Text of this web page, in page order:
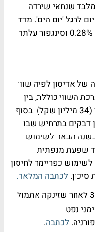
שנחאי שירדה
לרגל 'יום הים'. מדד
האנג סאנג עלה 0.3%, שנזן טיפסה 0.28% וסינגפור עלתה
של אדיסון לפיה שווי
דולר. הערכת השווי כוללת, בין
היתר, מזומנים בסך 6.9 מיליון דולר (34 מיליון שקל) בסוף
2017. באדיסון דבקים בתרחיש שבו
אכן תשיק ניסוי שלב 3 בשנה הבאה לשימוש
שפעת מגפתית
כפריימר לחיסון
לכתבה המלאה.
קפצה ב-3% לאחר שזינקה אתמול
סימני נפט
לכתבה.